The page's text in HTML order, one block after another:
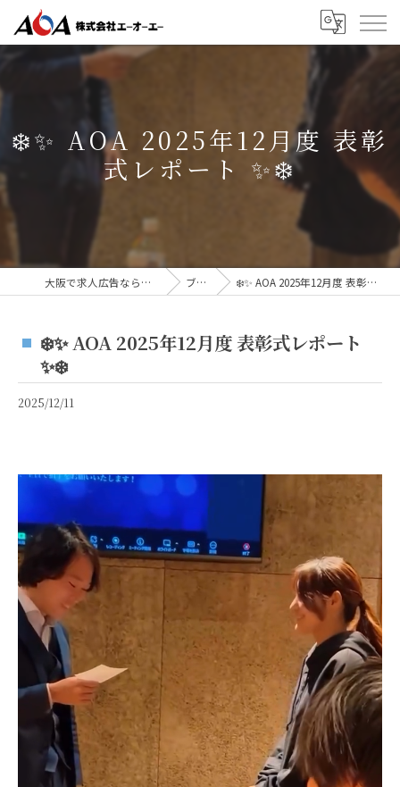
❄️✨ AOA 2025年12月度 表彰
式レポート ✨❄️
大阪で求人広告なら株式会社AOA ブログ ❄️✨ AOA 2025年12月度 表彰式レポート ✨❄️
❄️✨ AOA 2025年12月度 表彰式レポート
✨❄️
2025/12/11